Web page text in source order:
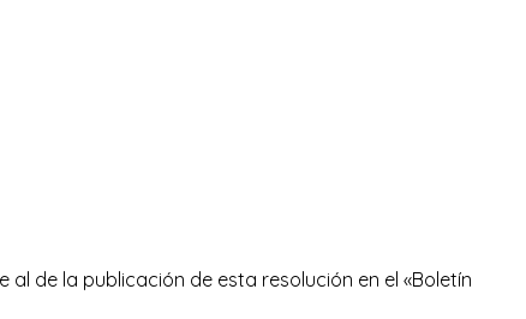
de la publicación de esta resolución en el «Boletín